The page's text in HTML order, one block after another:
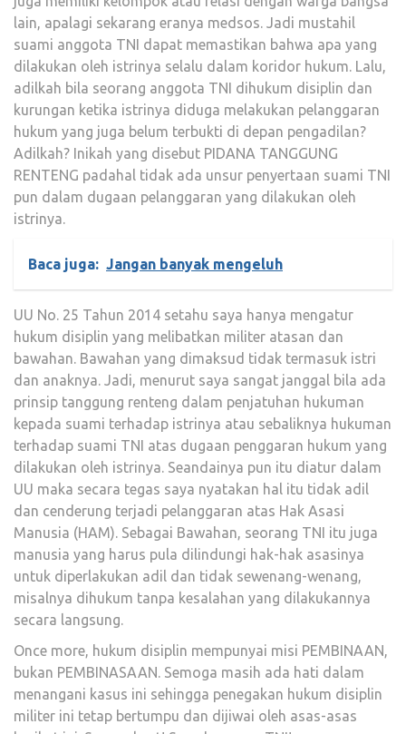
lain, apalagi sekarang eranya medsos. Jadi mustahil
suami anggota TNI dapat memastikan bahwa apa yang
dilakukan oleh istrinya selalu dalam koridor hukum. Lalu,
adilkah bila seorang anggota TNI dihukum disiplin dan
kurungan ketika istrinya diduga melakukan pelanggaran
hukum yang juga belum terbukti di depan pengadilan?
Adilkah? Inikah yang disebut PIDANA TANGGUNG
RENTENG padahal tidak ada unsur penyertaan suami TNI
pun dalam dugaan pelanggaran yang dilakukan oleh
istrinya.
Baca juga: Jangan banyak mengeluh
UU No. 25 Tahun 2014 setahu saya hanya mengatur
hukum disiplin yang melibatkan militer atasan dan
bawahan. Bawahan yang dimaksud tidak termasuk istri
dan anaknya. Jadi, menurut saya sangat janggal bila ada
prinsip tanggung renteng dalam penjatuhan hukuman
kepada suami terhadap istrinya atau sebaliknya hukuman
terhadap suami TNI atas dugaan penggaran hukum yang
dilakukan oleh istrinya. Seandainya pun itu diatur dalam
UU maka secara tegas saya nyatakan hal itu tidak adil
dan cenderung terjadi pelanggaran atas Hak Asasi
Manusia (HAM). Sebagai Bawahan, seorang TNI itu juga
manusia yang harus pula dilindungi hak-hak asasinya
untuk diperlakukan adil dan tidak sewenang-wenang,
misalnya dihukum tanpa kesalahan yang dilakukannya
secara langsung.
Once more, hukum disiplin mempunyai misi PEMBINAAN,
bukan PEMBINASAAN. Semoga masih ada hati dalam
menangani kasus ini sehingga penegakan hukum disiplin
militer ini tetap bertumpu dan dijiwai oleh asas-asas